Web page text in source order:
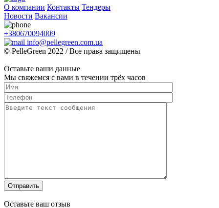
О компании Контакты Тендеры
Новости Вакансии
+380670094009
info@pellegreen.com.ua
© PelleGreen 2022 / Все права защищены
Оставьте ваши данные
Мы свяжемся с вами в течении трёх часов
Оставьте ваш отзыв